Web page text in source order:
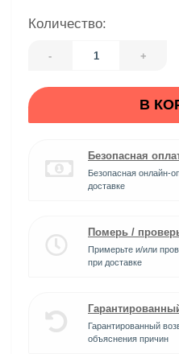
Количество:
- +
В
Безопасная
Безопасная онлайн-
доставке
Померь /
Примерьте и/или
при доставке
Гарантированный
объяснения причин